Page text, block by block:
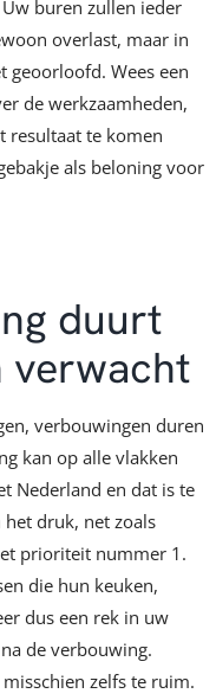
buren zullen ieder
overlast, maar in
geoorloofd. Wees een
de werkzaamheden,
resultaat te komen
als beloning voor
duurt
verwacht
verbouwingen duren
kan op alle vlakken
Nederland en dat is te
druk, net zoals
prioriteit nummer 1.
die hun keuken,
dus een rek in uw
de verbouwing.
zelfs te ruim.